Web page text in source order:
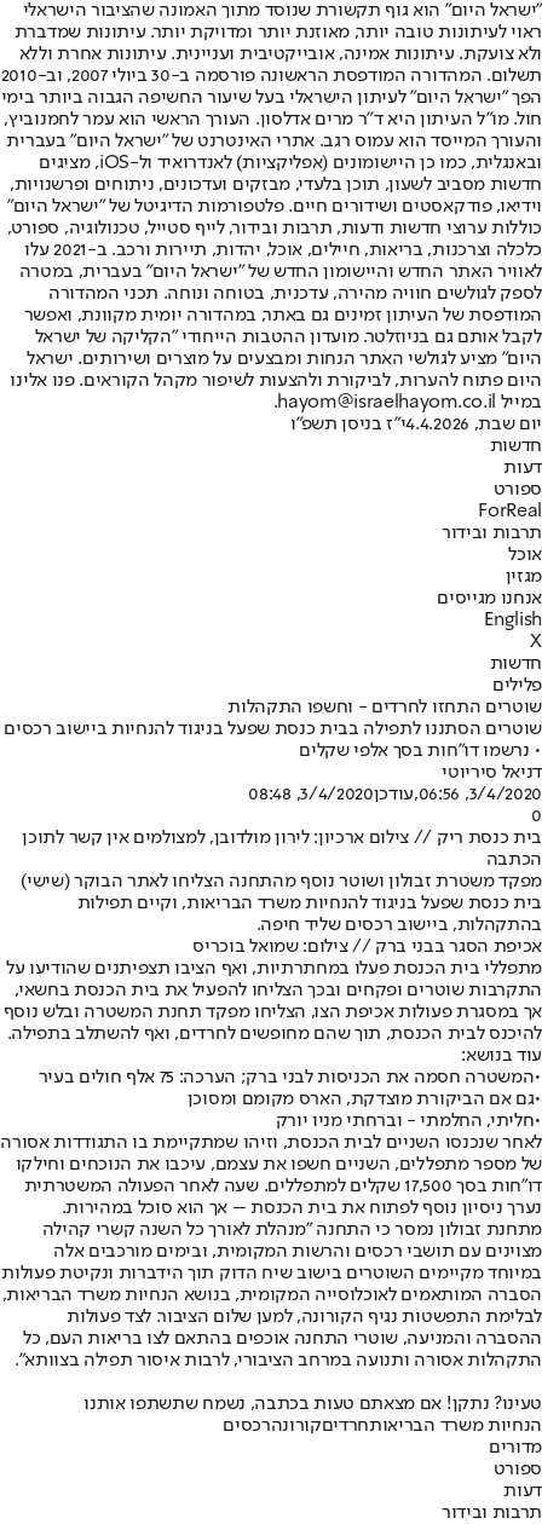
"ישראל היום" הוא גוף תקשורת שנוסד מתוך האמונה שהציבור הישראלי
ראוי לעיתונות טובה יותר, מאוזנת יותר ומדויקת יותר. עיתונות שמדברת
ולא צועקת. עיתונות אמינה, אובייקטיבית ועניינית. עיתונות אחרת וללא
תשלום. המהדורה המודפסת הראשונה פורסמה ב-30 ביולי 2007, וב-2010
הפך "ישראל היום" לעיתון הישראלי בעל שיעור החשיפה הגבוה ביותר בימי
חול. מו"ל העיתון היא ד"ר מרים אדלסון. העורך הראשי הוא עמר לחמנוביץ,
והעורך המייסד הוא עמוס רגב. אתרי האינטרנט של "ישראל היום" בעברית
ובאנגלית, כמו כן היישומונים (אפליקציות) לאנדרואיד ול-iOS, מציגים
חדשות מסביב לשעון, תוכן בלעדי, מבזקים ועדכונים, ניתוחים ופרשנויות,
וידיאו, פודקאסטים ושידורים חיים. פלטפורמות הדיגיטל של "ישראל היום"
כוללות ערוצי חדשות ודעות, תרבות ובידור, לייף סטייל, טכנולוגיה, ספורט,
כלכלה וצרכנות, בריאות, חיילים, אוכל, יהדות, תיירות ורכב. ב-2021 עלו
לאוויר האתר החדש והיישומון החדש של "ישראל היום" בעברית, במטרה
לספק לגולשים חוויה מהירה, עדכנית, בטוחה ונוחה. תכני המהדורה
המודפסת של העיתון זמינים גם באתר, במהדורה יומית מקוונת, ואפשר
לקבל אותם גם בניוזלטר. מועדון ההטבות הייחודי "הקליקה של ישראל
היום" מציע לגולשי האתר הנחות ומבצעים על מוצרים ושירותים. ישראל
היום פתוח להערות, לביקורת ולהצעות לשיפור מקהל הקוראים. פנו אלינו
במייל hayom@israelhayom.co.il.
יום שבת, 4.4.2026
י"ז בניסן תשפ"ו
חדשות
דעות
ספורט
ForReal
תרבות ובידור
אוכל
מגזין
אנחנו מגייסים
English
X
חדשות
פלילים
שוטרים התחזו לחרדים - וחשפו התקהלות
שוטרים הסתננו לתפילה בבית כנסת שפעל בניגוד להנחיות ביישוב רכסים
• נרשמו דו"חות בסך אלפי שקלים
דניאל סיריוטי
3/4/2020, 06:56
,עודכן3/4/2020, 08:48
0
בית כנסת ריק // צילום ארכיון: לירון מולדובן, למצולמים אין קשר לתוכן
הכתבה
מפקד משטרת זבולון ושוטר נוסף מהתחנה הצליחו לאתר הבוקר (שישי)
בית כנסת שפעל בניגוד להנחיות משרד הבריאות, וקיים תפילות
בהתקהלות, ביישוב רכסים שליד חיפה.
אכיפת הסגר בבני ברק // צילום: שמואל בוכריס
מתפללי בית הכנסת פעלו במחתרתיות, ואף הציבו תצפיתנים שהודיעו על
התקרבות שוטרים ופקחים ובכך הצליחו להפעיל את בית הכנסת בחשאי,
אך במסגרת פעולות אכיפת הצו, הצליחו מפקד תחנת המשטרה ובלש נוסף
להיכנס לבית הכנסת, תוך שהם מחופשים לחרדים, ואף להשתלב בתפילה.
עוד בנושא:
•המשטרה חסמה את הכניסות לבני ברק; הערכה: 75 אלף חולים בעיר
•גם אם הביקורת מוצדקת, הארס מקומם ומסוכן
•חליתי, החלמתי - וברחתי מניו יורק
לאחר שנכנסו השניים לבית הכנסת, וזיהו שמתקיימת בו התגודדות אסורה
של מספר מתפללים, השניים חשפו את עצמם, עיכבו את הנוכחים וחילקו
דו"חות בסך 17,500 שקלים למתפללים. שעה לאחר הפעולה המשטרתית
נערך ניסיון נוסף לפתוח את בית הכנסת – אך הוא סוכל במהירות.
מתחנת זבולון נמסר כי התחנה "מנהלת לאורך כל השנה קשרי קהילה
מצוינים עם תושבי רכסים והרשות המקומית, ובימים מורכבים אלה
במיוחד מקיימים השוטרים בישוב שיח הדוק תוך הידברות ונקיטת פעולות
הסברה המותאמים לאוכלוסייה המקומית, בנושא הנחיות משרד הבריאות,
לבלימת התפשטות נגיף הקורונה, למען שלום הציבור. לצד פעולות
ההסברה והמניעה, שוטרי התחנה אוכפים בהתאם לצו בריאות העם, כל
התקהלות אסורה ותנועה במרחב הציבורי, לרבות איסור תפילה בצוותא".
טעינו? נתקן! אם מצאתם טעות בכתבה, נשמח שתשתפו אותנו
הנחיות משרד הבריאותחרדיםקורונהרכסים
מדורים
ספורט
דעות
תרבות ובידור